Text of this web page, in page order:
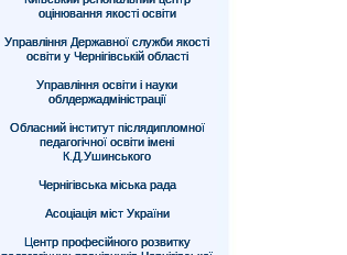
оцінювання якості освіти
Управління Державної служби якості
освіти у Чернігівській області
Управління освіти і науки
облдержадміністрації
Обласний інститут післядипломної
педагогічної освіти імені
К.Д.Ушинського
Чернігівська міська рада
Асоціація міст України
Центр професійного розвитку